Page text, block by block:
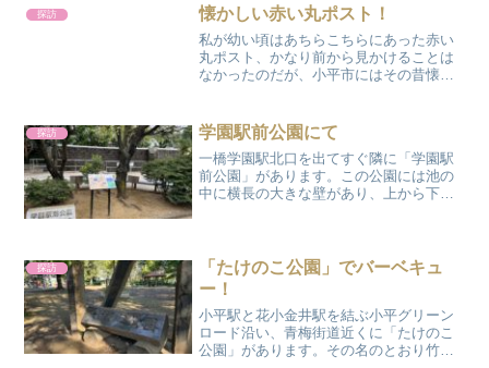
だったのですが、以外にも...
探訪 懐かしい赤い丸ポスト！
私が幼い頃はあちらこちらにあった赤い
丸ポスト、かなり前から見かけることは
なかったのだが、小平市にはその昔懐か
の保有数とのこと。（そのうち使えるの
は３２本）下の写真は小平...
探訪 学園駅前公園にて
一橋学園駅北口を出てすぐ隣に「学園駅
前公園」があります。この公園には池の
中に横長の大きな壁があり、上から下へ
間違いなし！ところで、一...
探訪
「たけのこ公園」でバーベキュ
ー！
小平駅と花小金井駅を結ぶ小平グリーン
ロード沿い、青梅街道近くに「たけのこ
公園」があります。その名のとおり竹林